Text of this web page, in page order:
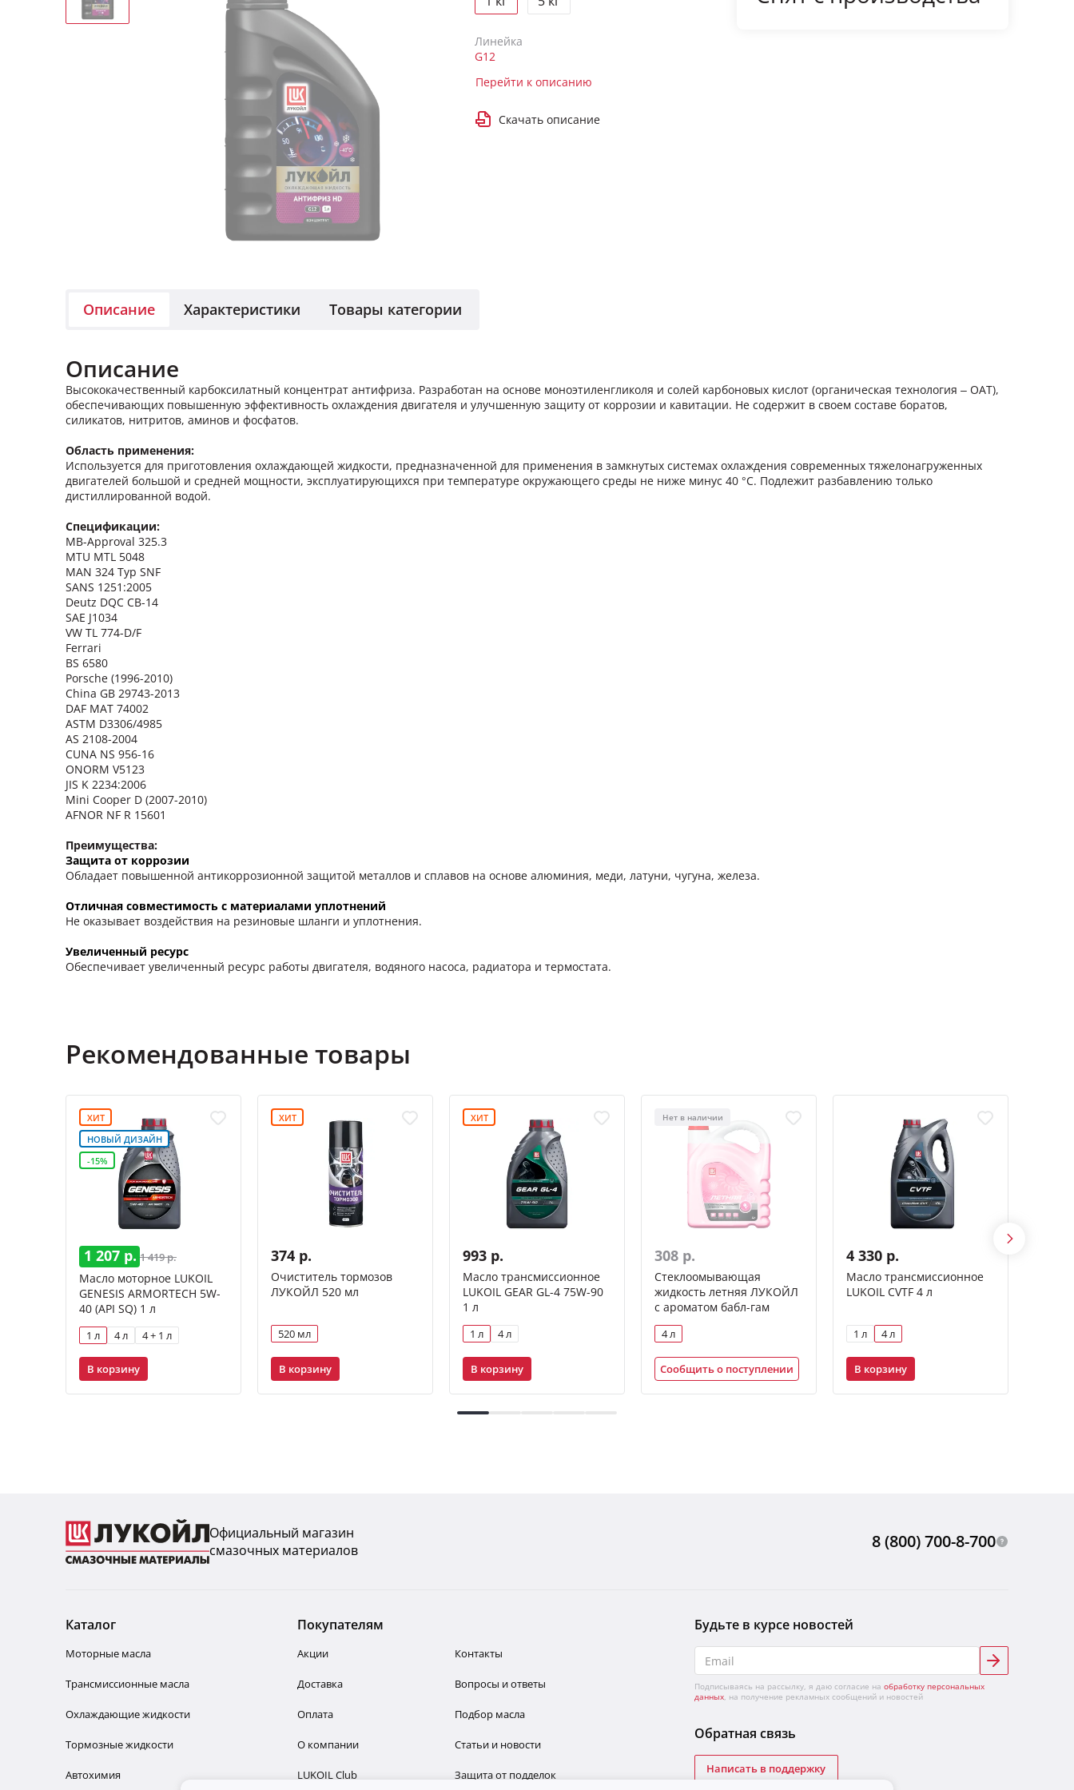
Линейка
G12
Перейти к описанию
Скачать описание
Описание Характеристики Товары категории
Описание
Высококачественный карбоксилатный концентрат антифриза. Разработан на основе моноэтиленгликоля и солей карбоновых кислот (органическая технология – OAT),
обеспечивающих повышенную эффективность охлаждения двигателя и улучшенную защиту от коррозии и кавитации. Не содержит в своем составе боратов,
силикатов, нитритов, аминов и фосфатов.
Область применения:
Используется для приготовления охлаждающей жидкости, предназначенной для применения в замкнутых системах охлаждения современных тяжелонагруженных
двигателей большой и средней мощности, эксплуатирующихся при температуре окружающего среды не ниже минус 40 °С. Подлежит разбавлению только
дистиллированной водой.
Спецификации:
MB-Approval 325.3
MTU MTL 5048
MAN 324 Typ SNF
SANS 1251:2005
Deutz DQC CB-14
SAE J1034
VW TL 774-D/F
Ferrari
BS 6580
Porsche (1996-2010)
China GB 29743-2013
DAF MAT 74002
ASTM D3306/4985
AS 2108-2004
CUNA NS 956-16
ONORM V5123
JIS K 2234:2006
Mini Cooper D (2007-2010)
AFNOR NF R 15601
Преимущества:
Защита от коррозии
Обладает повышенной антикоррозионной защитой металлов и сплавов на основе алюминия, меди, латуни, чугуна, железа.
Отличная совместимость с материалами уплотнений
Не оказывает воздействия на резиновые шланги и уплотнения.
Увеличенный ресурс
Обеспечивает увеличенный ресурс работы двигателя, водяного насоса, радиатора и термостата.
Рекомендованные товары
ХИТ
НОВЫЙ ДИЗАЙН
-15%
1 207 р. 1 419 р.
Масло моторное LUKOIL
GENESIS ARMORTECH 5W-
40 (API SQ) 1 л
1 л 4 л 4 + 1 л
В корзину
ХИТ
374 р.
Очиститель тормозов
ЛУКОЙЛ 520 мл
520 мл
В корзину
ХИТ
993 р.
Масло трансмиссионное
LUKOIL GEAR GL-4 75W-90
1 л
1 л 4 л
В корзину
Нет в наличии
308 р.
Стеклоомывающая
жидкость летняя ЛУКОЙЛ
с ароматом бабл-гам
4 л
Сообщить о поступлении
4 330 р.
Масло трансмиссионное
LUKOIL CVTF 4 л
1 л 4 л
В корзину
Официальный магазин
смазочных материалов
8 (800) 700-8-700
Каталог
Моторные масла
Трансмиссионные масла
Охлаждающие жидкости
Тормозные жидкости
Автохимия
Покупателям
Акции
Доставка
Оплата
О компании
LUKOIL Club
Контакты
Вопросы и ответы
Подбор масла
Статьи и новости
Защита от подделок
Будьте в курсе новостей
Подписываясь на рассылку, я даю согласие на обработку персональных
данных, на получение рекламных сообщений и новостей
Обратная связь
Написать в поддержку